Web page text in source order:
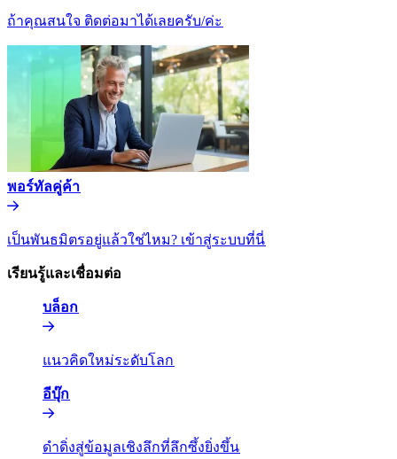
ถ้าคุณสนใจ ติดต่อมาได้เลยครับ/ค่ะ​​
พอร์ทัลคู่ค้า​​
เป็นพันธมิตรอยู่แล้วใช่ไหม? เข้าสู่ระบบที่นี่​​
เรียนรู้และเชื่อมต่อ​​
บล็อก​​
แนวคิดใหม่ระดับโลก​​
อีบุ๊ก​​
ดำดิ่งสู่ข้อมูลเชิงลึกที่ลึกซึ้งยิ่งขึ้น​​